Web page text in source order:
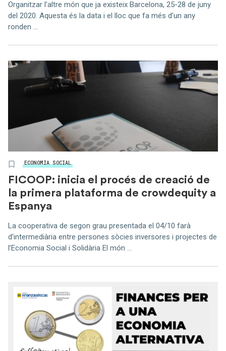
Organitzar l’altre món que ja existeix Barcelona, 25-28 de juny
del 2020. Aquesta és la data i el lloc que fa més d’un any
ronden ...
ECONOMIA SOCIAL
FICOOP: inicia el procés de creació de
la primera plataforma de crowdequity a
Espanya
La cooperativa de segon grau presentada el 04/10 farà
d’intermediària entre persones sòcies inversores i projectes de
l’Economia Social i Solidària El món ...